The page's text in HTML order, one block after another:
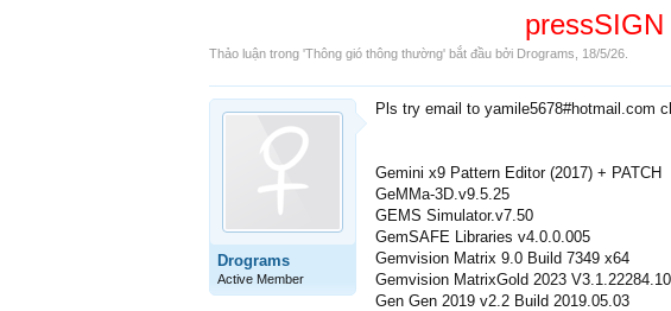
Thảo luận trong 'Thông gió thông thường' bắt đầu bởi Drograms 18/5/26
Drograms
Active Member
Pls try email to yamile5678#hotmail.com
Gemini x9 Pattern Editor (2017) + PATCH
GeMMa-3D.v9.5.25
GEMS Simulator.v7.50
GemSAFE Libraries v4.0.0.005
Gemvision Matrix 9.0 Build 7349 x64
Gemvision MatrixGold 2023
Gen Gen 2019 v2.2 Build 2019.05.03